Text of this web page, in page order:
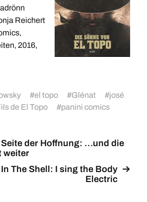
Reichert
2016,
#el topo #Glénat #josé
de El Topo #panini comics
Seite der Hoffnung: …und die
weiter
The Shell: I sing the Body
Electric